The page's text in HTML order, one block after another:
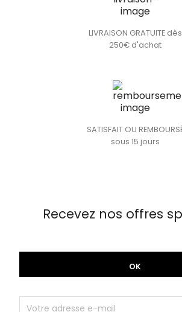
LIVRAISON GRATUITE dès
250€ d'achat
SATISFAIT OU
sous 15 jours
Recevez nos offres